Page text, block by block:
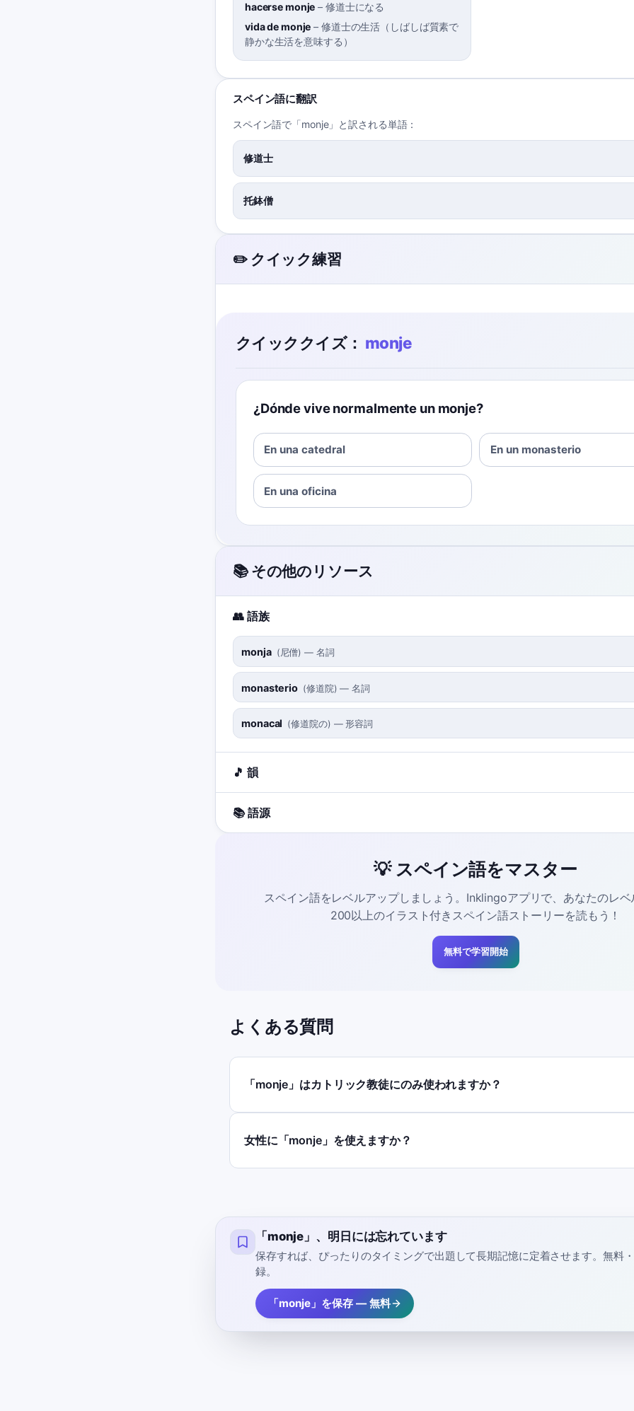
hacerse monje – 修道士になる
vida de monje – 修道士の生活（しばしば質素で
静かな生活を意味する）
スペイン語に翻訳
スペイン語で「monje」と訳される単語：
修道士
托鉢僧
✏️ クイック練習
クイッククイズ： monje
¿Dónde vive normalmente un monje?
En una catedral En un monasterio
En una oficina
📚 その他のリソース
👥 語族
monja ( 尼僧) — 名詞
monasterio (修道院) —名詞
monacal (修道院の) —形容詞
🎵 韻
📚 語源
💡 スペイン語をマスター
スペイン語をレベルアップしましょう。Inklingoアプリで、あなたのレ
200以上のイラスト付きスペイン語ストーリーを読もう！
無料で学習開始
よくある質問
「monje」はカトリック教徒にのみ使われますか？
女性に「monje」を使えますか？
「monje」、明日には忘れています
保存すれば、ぴったりのタイミングで出題して長期記憶に定着させます。無料
録。
「monje」を保存 — 無料